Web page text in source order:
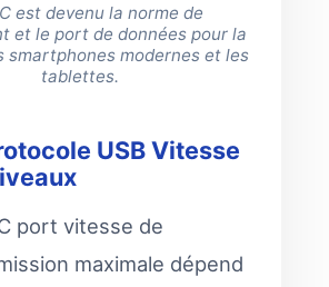
est devenu la norme de
et le port de données pour la
smartphones modernes et les
tablettes.
USB Vitesse
port vitesse de
maximale dépend